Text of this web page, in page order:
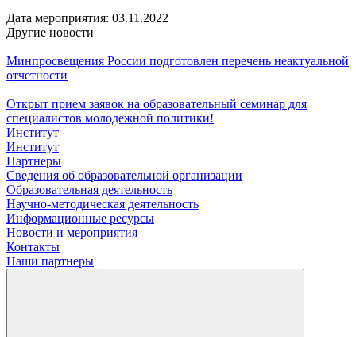
Дата мероприятия: 03.11.2022
Другие новости
Минпросвещения России подготовлен перечень неактуальной
отчетности
Открыт прием заявок на образовательный семинар для
специалистов молодежной политики!
Институт
Институт
Партнеры
Сведения об образовательной организации
Образовательная деятельность
Научно-методическая деятельность
Информационные ресурсы
Новости и мероприятия
Контакты
Наши партнеры